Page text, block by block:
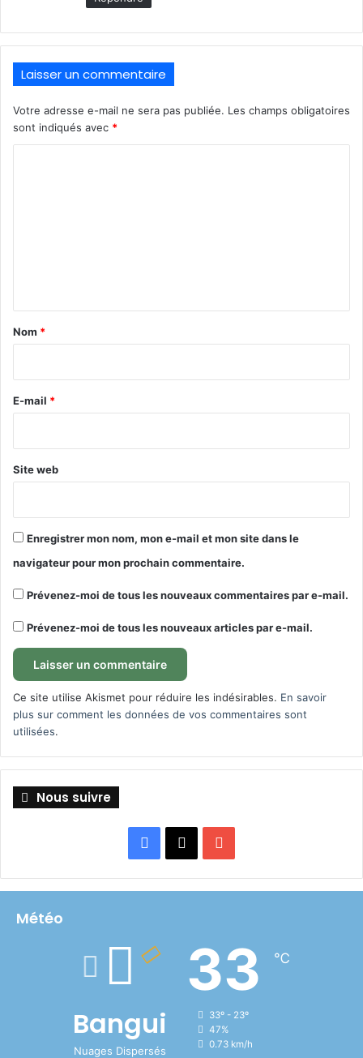
Laisser un commentaire
Votre adresse e-mail ne sera pas publiée. Les champs obligatoires
sont indiqués avec *
a
e
Nom *
E-mail *
Site web
Enregistrer mon nom, mon e-mail et mon site dans le
navigateur pour mon prochain commentaire.
Prévenez-moi de tous les nouveaux commentaires par e-mail.
Prévenez-moi de tous les nouveaux articles par e-mail.
Ce site utilise Akismet pour réduire les indésirables. En savoir
plus sur comment les données de vos commentaires sont
utilisées.
Nous suivre
Facebook
X
Météo
Bangui
Nuages Dispersés
33 ℃
33º - 23º
47%
0.73 km/h